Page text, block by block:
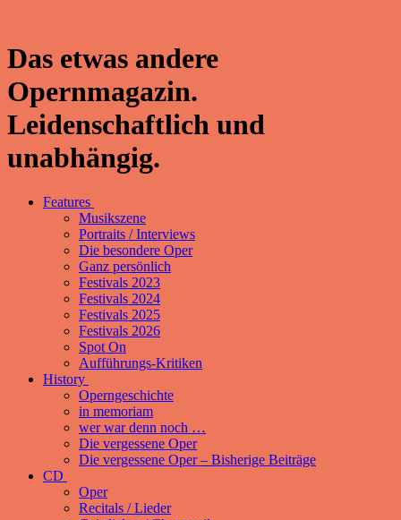
Das etwas andere
Opernmagazin.
Leidenschaftlich und
unabhängig.
Features
Musikszene
Portraits / Interviews
Die besondere Oper
Ganz persönlich
Festivals 2023
Festivals 2024
Festivals 2025
Festivals 2026
Spot On
Aufführungs-Kritiken
History
Operngeschichte
in memoriam
wer war denn noch …
Die vergessene Oper
Die vergessene Oper – Bisherige Beiträge
CD
Oper
Recitals / Lieder